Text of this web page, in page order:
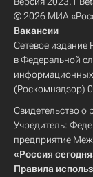
© 2026 МИА
Вакансии
Сетевое издание
в Федеральной
информационных
(Роскомнадзор)
Свидетельство
Учредитель:
предприятие
«Россия
Правила